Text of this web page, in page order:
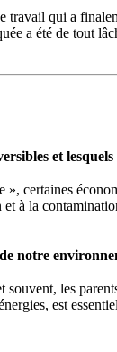
travail qui a
a été de tout
et lesquels
certaines
à la
notre
souvent, les
est